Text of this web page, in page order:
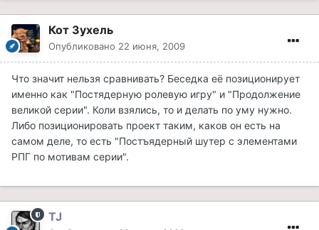
Кот Зухель
Опубликовано 22 июня, 2009
Что значит нельзя сравнивать? Беседка её позиционирует
именно как "Постядерную ролевую игру" и "Продолжение
великой серии". Коли взялись, то и делать по уму нужно.
Либо позиционировать проект таким, каков он есть на
самом деле, то есть "Постъядерный шутер с элементами
РПГ по мотивам серии".
TJ